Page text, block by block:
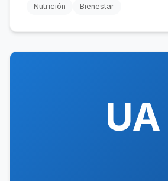
Nutrición Bienestar
UA